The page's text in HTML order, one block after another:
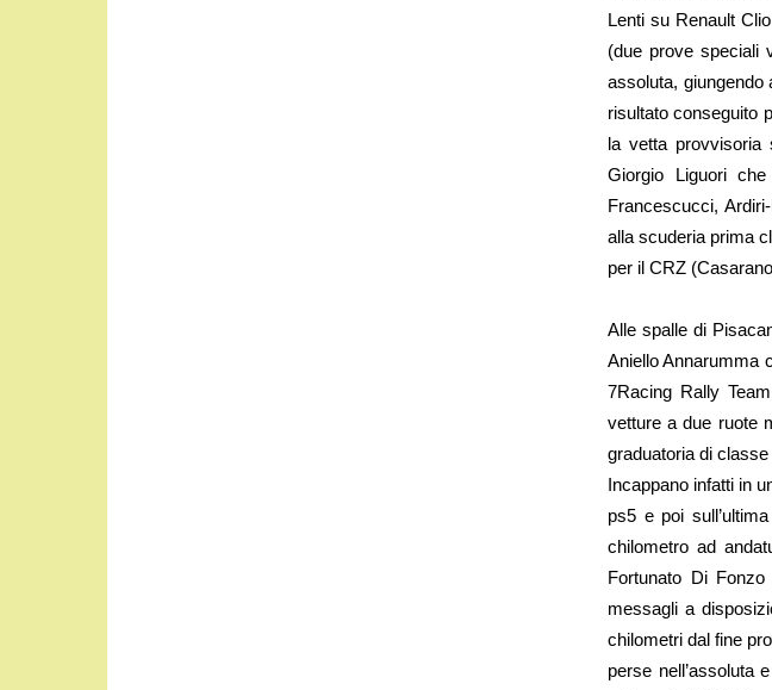
Lenti su Renault
(due prove speciali
assoluta,
risultato conseguito
la vetta provvisoria
Giorgio Liguori
Francescucci,
alla scuderia prima
per il CRZ
Alle spalle di
Aniello Annarumma
7Racing Rally
vetture a due ruote
graduatoria di
Incappano infatti in
ps5 e poi
chilometro ad
Fortunato Di
messagli a
chilometri dal fine
perse nell’assoluta